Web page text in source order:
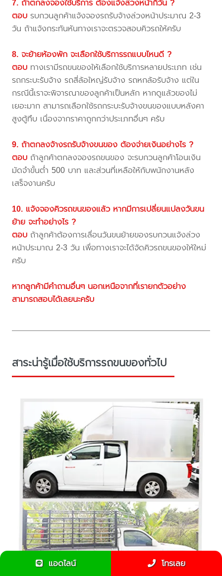
7. ถ้าตกลงจองใช้บริการ ต้องแจ้งล่วงหน้ากี่วัน ?
ตอบ รบกวนลูกค้าแจ้งจองรถรับจ้างล่วงหน้าประมาณ 2-3
วัน ถ้าแจ้งกระทันหันทางเราจะตรวจสอบคิวรถให้ครับ
8. จะย้ายห้องพัก จะเลือกใช้บริการรถแบบไหนดี ?
ตอบ ทางเรามีรถขนของให้เลือกใช้บริการหลายประเภท เช่น
รถกระบะรับจ้าง รถสี่ล้อใหญ่รับจ้าง รถหกล้อรับจ้าง แต่ใน
กรณีนี้เราจะพิจารณาของลูกค้าเป็นหลัก หากดูแล้วของไม่
เยอะมาก สามารถเลือกใช้รถกระบะรับจ้างขนของแบบหลังคา
สูงตู้ทึบ เนื่องจากราคาถูกกว่าประเภทอื่นๆ ครับ
9. ถ้าตกลงจ้างรถรับจ้างขนของ ต้องจ่ายเงินอย่างไร ?
ตอบ ถ้าลูกค้าตกลงจองรถขนของ จะรบกวนลูกค้าโอนเงิน
มัดจำขั้นต่ำ 500 บาท และส่วนที่เหลือให้กับพนักงานหลัง
เสร็จงานครับ
10. แจ้งจองคิวรถขนของแล้ว หากมีการเปลี่ยนแปลงวันขน
ย้าย จะทำอย่างไร ?
ตอบ ถ้าลูกค้าต้องการเลื่อนวันขนย้ายของรบกวนแจ้งล่วง
หน้าประมาณ 2-3 วัน เพื่อทางเราจะได้จัดคิวรถขนของให้ใหม่
ครับ
หากลูกค้ามีคำถามอื่นๆ นอกเหนือจากที่เรายกตัวอย่าง
สามารถสอบได้เลยนะครับ
สาระน่ารู้เมื่อใช้บริการรถขนของทั่วไป
แอดไลน์ โทรเลย